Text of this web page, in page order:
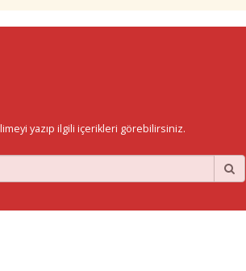
yazıp ilgili içerikleri görebilirsiniz.